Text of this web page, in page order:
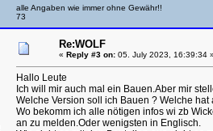
alle Angaben wie immer ohne Gewähr!!
73
Re:WOLF
« Reply #3 on:05. July 2023, 16:39:34
Hallo Leute
Ich will mir auch mal ein Bauen.Aber mir
Welche Version soll ich Bauen ? Welche
Wo bekomm ich alle nötigen infos wi zb
an zu melden.Oder wenigsten in Englisch.